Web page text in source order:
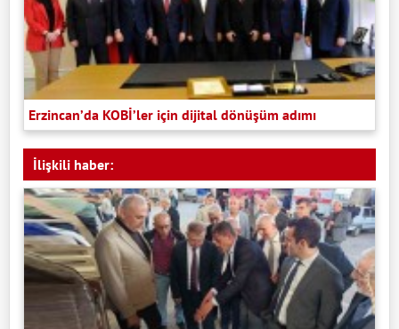
Erzincan’da KOBİ’ler için dijital dönüşüm adımı
İlişkili haber: